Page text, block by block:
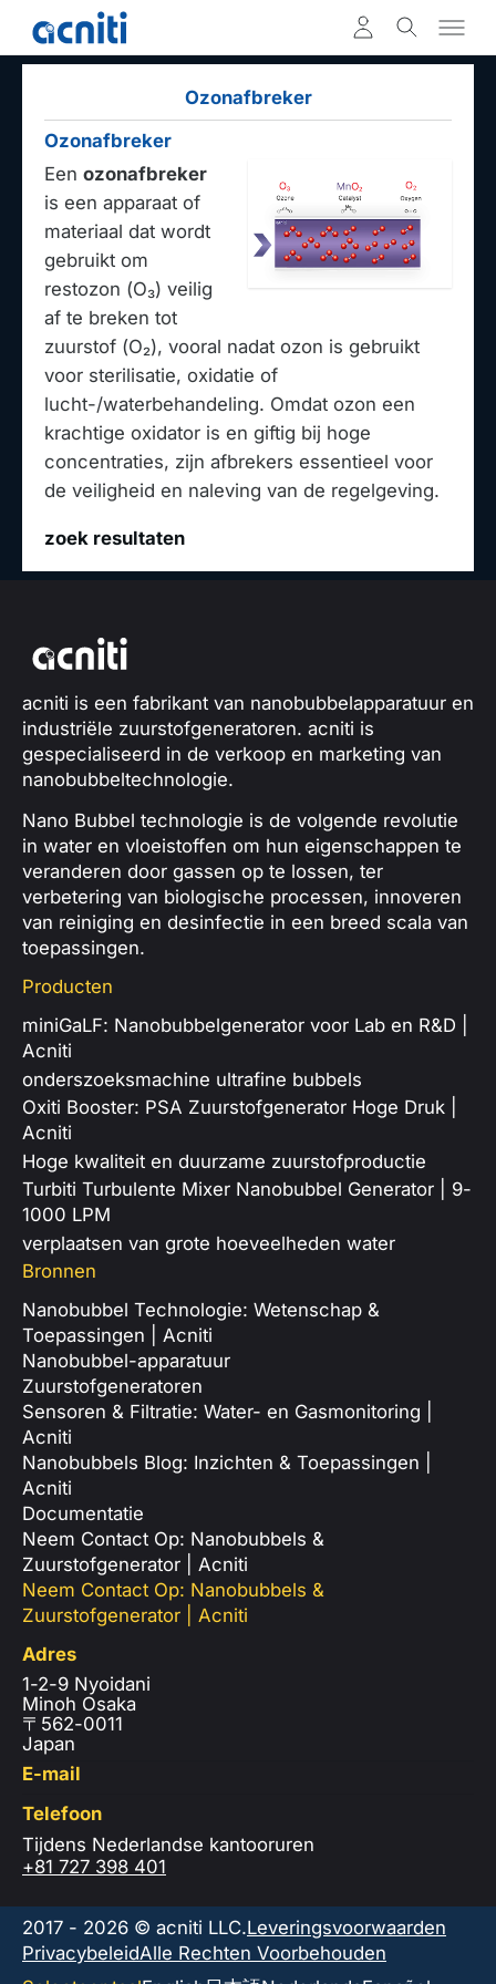
Ozonafbreker
Ozonafbreker
Een ozonafbreker
is een apparaat of
materiaal dat wordt
gebruikt om
restozon (O₃) veilig
af te breken tot
zuurstof (O₂), vooral nadat ozon is gebruikt
voor sterilisatie, oxidatie of
lucht-/waterbehandeling. Omdat ozon een
krachtige oxidator is en giftig bij hoge
concentraties, zijn afbrekers essentieel voor
de veiligheid en naleving van de regelgeving.
zoek resultaten
acniti is een fabrikant van nanobubbelapparatuur en
industriële zuurstofgeneratoren. acniti is
gespecialiseerd in de verkoop en marketing van
nanobubbeltechnologie.
Nano Bubbel technologie is de volgende revolutie
in water en vloeistoffen om hun eigenschappen te
veranderen door gassen op te lossen, ter
verbetering van biologische processen, innoveren
van reiniging en desinfectie in een breed scala van
toepassingen.
Producten
miniGaLF: Nanobubbelgenerator voor Lab en R&D |
Acniti
onderszoeksmachine ultrafine bubbels
Oxiti Booster: PSA Zuurstofgenerator Hoge Druk |
Acniti
Hoge kwaliteit en duurzame zuurstofproductie
Turbiti Turbulente Mixer Nanobubbel Generator | 9-
1000 LPM
verplaatsen van grote hoeveelheden water
Bronnen
Nanobubbel Technologie: Wetenschap &
Toepassingen | Acniti
Nanobubbel-apparatuur
Zuurstofgeneratoren
Sensoren & Filtratie: Water- en Gasmonitoring |
Acniti
Nanobubbels Blog: Inzichten & Toepassingen |
Acniti
Documentatie
Neem Contact Op: Nanobubbels &
Zuurstofgenerator | Acniti
Neem Contact Op: Nanobubbels &
Zuurstofgenerator | Acniti
Adres
1-2-9 Nyoidani
Minoh Osaka
〒562-0011
Japan
E-mail
Telefoon
Tijdens Nederlandse kantooruren
+81 727 398 401
2017 - 2026 © acniti LLC.Leveringsvoorwaarden
PrivacybeleidAlle Rechten Voorbehouden